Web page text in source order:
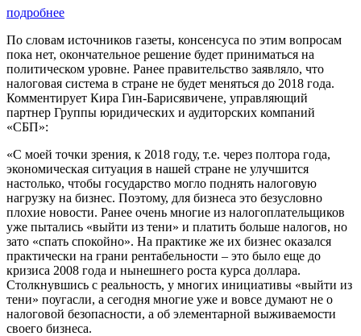
подробнее
По словам источников газеты, консенсуса по этим вопросам
пока нет, окончательное решение будет приниматься на
политическом уровне. Ранее правительство заявляло, что
налоговая система в стране не будет меняться до 2018 года.
Комментирует Кира Гин-Барисявичене, управляющий
партнер Группы юридических и аудиторских компаний
«СБП»:
«С моей точки зрения, к 2018 году, т.е. через полтора года,
экономическая ситуация в нашей стране не улучшится
настолько, чтобы государство могло поднять налоговую
нагрузку на бизнес. Поэтому, для бизнеса это безусловно
плохие новости. Ранее очень многие из налогоплательщиков
уже пытались «выйти из тени» и платить больше налогов, но
зато «спать спокойно». На практике же их бизнес оказался
практически на грани рентабельности – это было еще до
кризиса 2008 года и нынешнего роста курса доллара.
Столкнувшись с реальность, у многих инициативы «выйти из
тени» поугасли, а сегодня многие уже и вовсе думают не о
налоговой безопасности, а об элементарной выживаемости
своего бизнеса.